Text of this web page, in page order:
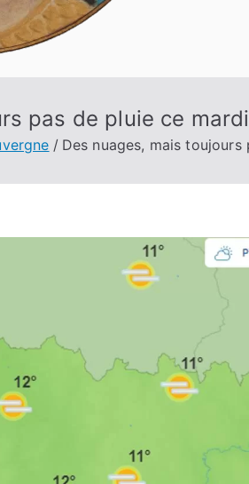
pas de pluie ce
Des nuages, mais